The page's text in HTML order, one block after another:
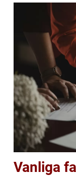
Vanliga